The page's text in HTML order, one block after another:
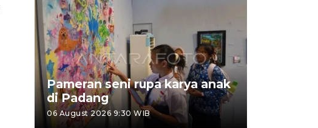
Pameran seni rupa karya anak
di Padang
06 August 2026 9:30 WIB